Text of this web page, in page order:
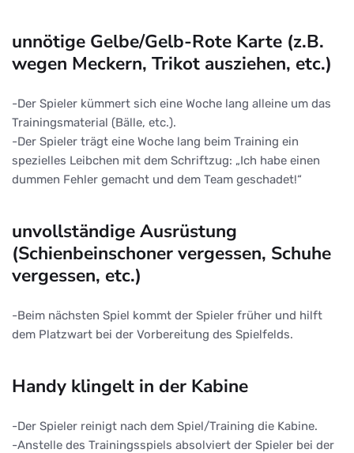
unnötige Gelbe/Gelb-Rote Karte (z.B.
wegen Meckern, Trikot ausziehen, etc.)
-Der Spieler kümmert sich eine Woche lang alleine um das
Trainingsmaterial (Bälle, etc.).
-Der Spieler trägt eine Woche lang beim Training ein
spezielles Leibchen mit dem Schriftzug: „Ich habe einen
dummen Fehler gemacht und dem Team geschadet!“
unvollständige Ausrüstung
(Schienbeinschoner vergessen, Schuhe
vergessen, etc.)
-Beim nächsten Spiel kommt der Spieler früher und hilft
dem Platzwart bei der Vorbereitung des Spielfelds.
Handy klingelt in der Kabine
-Der Spieler reinigt nach dem Spiel/Training die Kabine.
-Anstelle des Trainingsspiels absolviert der Spieler bei der